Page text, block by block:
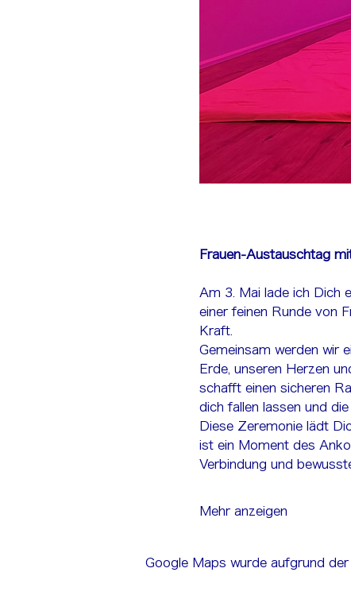
Frauen-Austauschtag
Am 3. Mai lade ich Dich
einer feinen Runde von
Kraft.
Gemeinsam werden wir
Erde, unseren Herzen
schafft einen sicheren
dich fallen lassen und
Diese Zeremonie lädt
ist ein Moment des
Verbindung und
Mehr anzeigen
Google Maps wurde aufgrund